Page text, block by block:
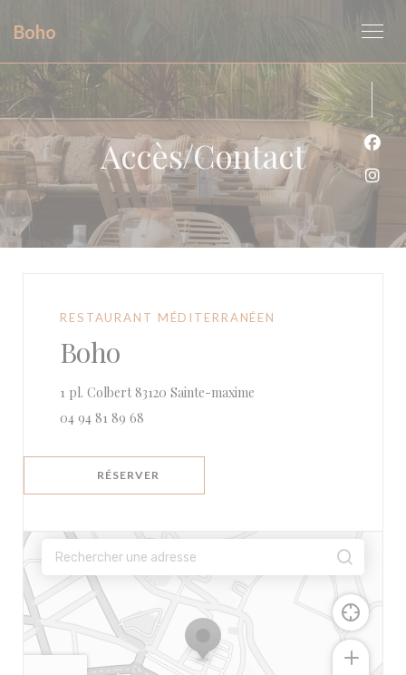
Boho
Accès/Contact
RESTAURANT MÉDITERRANÉEN
Boho
1 pl. Colbert 83120 Sainte-maxime
04 94 81 89 68
RÉSERVER